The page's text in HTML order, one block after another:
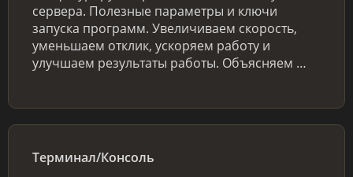
сервера. Полезные параметры и ключи
запуска программ. Увеличиваем скорость,
уменьшаем отклик, ускоряем работу и
улучшаем результаты работы. Объясняем …
Терминал/Консоль